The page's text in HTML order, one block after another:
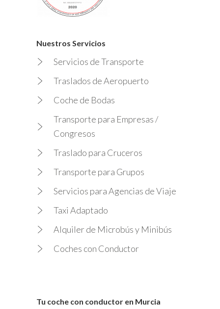
Nuestros Servicios
Servicios de Transporte
Traslados de Aeropuerto
Coche de Bodas
Transporte para Empresas /
Congresos
Traslado para Cruceros
Transporte para Grupos
Servicios para Agencias de Viaje
Taxi Adaptado
Alquiler de Microbús y Minibús
Coches con Conductor
Tu coche con conductor en Murcia